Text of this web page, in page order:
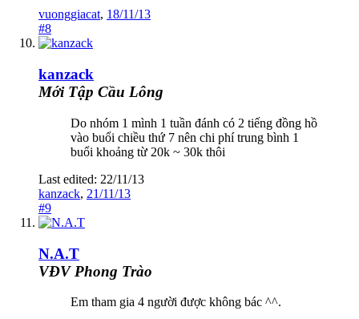
vuonggiacat, 18/11/13
#8
kanzack
Mới Tập Cầu Lông
Do nhóm 1 mình 1 tuần đánh có 2 tiếng đồng hồ
vào buổi chiều thứ 7 nên chi phí trung bình 1
buổi khoảng từ 20k ~ 30k thôi
Last edited: 22/11/13
kanzack, 21/11/13
#9
N.A.T
VĐV Phong Trào
Em tham gia 4 người được không bác ^^.